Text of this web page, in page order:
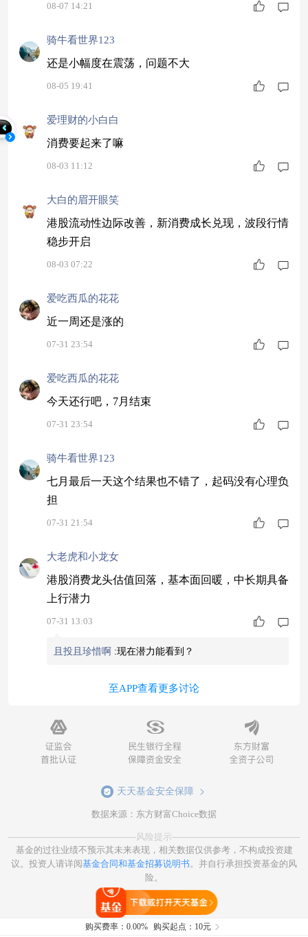
08-07 14:21
骑牛看世界123
还是小幅度在震荡，问题不大
08-05 19:41
爱理财的小白白
消费要起来了嘛
08-03 11:12
大白的眉开眼笑
港股流动性边际改善，新消费成长兑现，波段行情
稳步开启
08-03 07:22
爱吃西瓜的花花
近一周还是涨的
07-31 23:54
爱吃西瓜的花花
今天还行吧，7月结束
07-31 23:54
骑牛看世界123
七月最后一天这个结果也不错了，起码没有心理负
担
07-31 21:54
大老虎和小龙女
港股消费龙头估值回落，基本面回暖，中长期具备
上行潜力
07-31 13:03
且投且珍惜啊 :现在潜力能看到？
至APP查看更多讨论
天天基金安全保障
数据来源：东方财富Choice数据
风险提示
基金的过往业绩不预示其未来表现，相关数据仅供参考，不构成投资建
议。投资人请详阅基金合同和基金招募说明书。并自行承担投资基金的风
险。
购买费率： 0.00% 购买起点：10元
打开天天基金